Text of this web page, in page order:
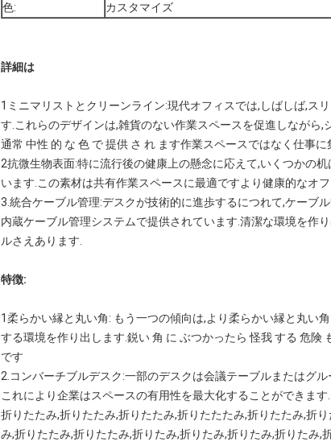
色:
カスタマイズ
詳細は
1ミニマリストとクリーンライン:現代オフィスでは,しばしば,ス
す.これらのデザインは,雑貨のない作業スペースを促進しながら
通常 中性 的 な 色 で 提供 さ れ ます作業スペースではなく仕事
2抗微生物表面:特に流行後の健康上の懸念に応えて,いくつかの
います.この素材は共有作業スペースに最適ですより健康的なオ
3.統合ケーブル管理:デスクが技術的に進歩するにつれて,ケーブ
内蔵ケーブル管理システムで提供されています.清潔な環境を作
ルさえあります.
特徴:
1柔らかい縁と丸い角: もう一つの傾向は,より柔らかい縁と丸い
する環境を作り出します.鋭い 角 に ぶつかったら 怪我 する 危
です
2.コンバーチブルデスク:一部のデスクは会議テーブルまたはグ
これにより企業はスペースの有用性を最大化することができま
折りたたみ,折りたたみ,折りたたみ,折りたたたみ,折りたたみ,折
み,折りたたみ,折りたたみ,折りたみ,折りたみ,折りたみ,折りたみ,